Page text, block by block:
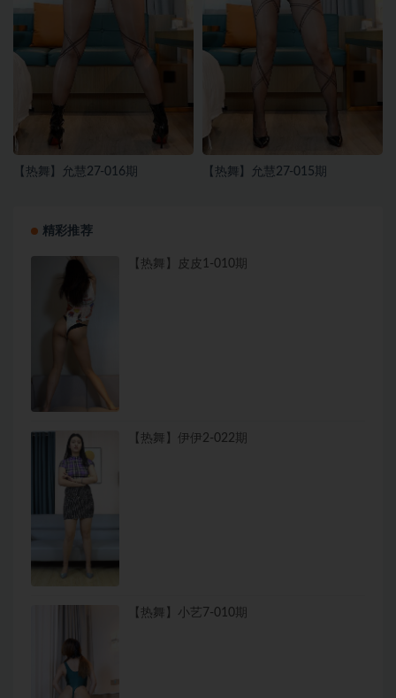
【热舞】允慧27-016期 【热舞】允慧27-015期
精彩推荐
【热舞】皮皮1-010期
【热舞】伊伊2-022期
【热舞】小艺7-010期